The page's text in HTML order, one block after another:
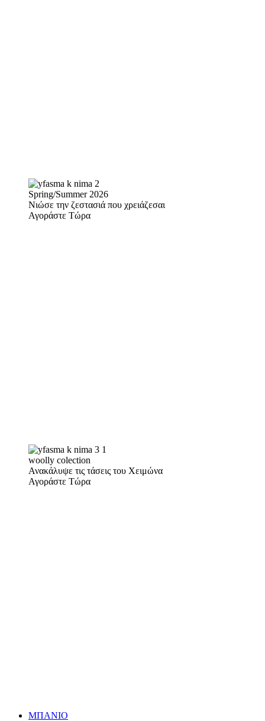
Spring/Summer 2026
Νιώσε την ζεστασιά που χρειάζεσαι
Αγοράστε Τώρα
woolly colection
Ανακάλυψε τις τάσεις του Χειμώνα
Αγοράστε Τώρα
ΜΠΑΝΙΟ